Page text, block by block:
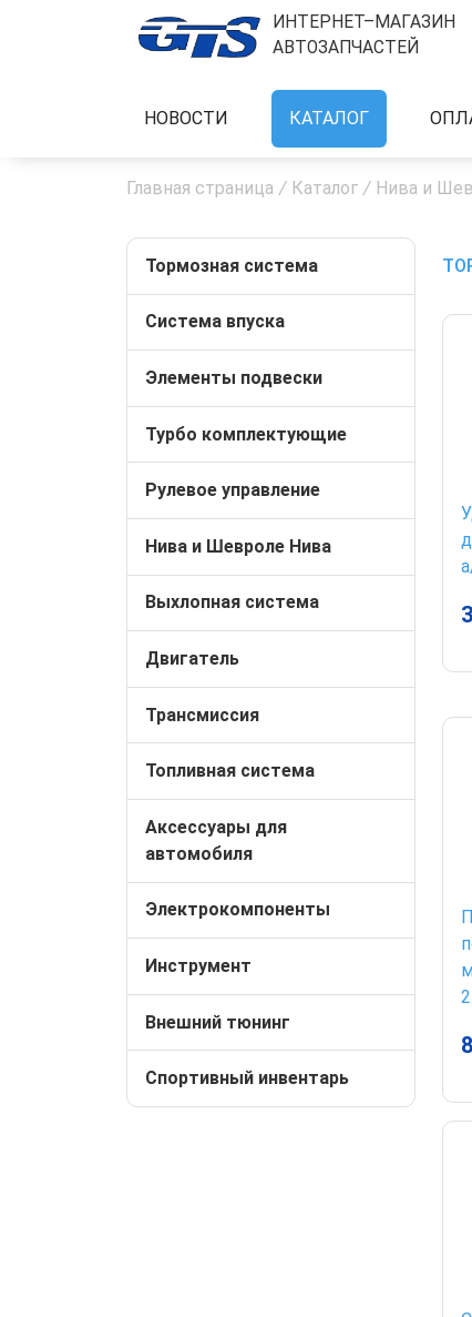
ИНТЕРНЕТ–МАГАЗИН
АВТОЗАПЧАСТЕЙ
НОВОСТИ КАТАЛОГ
Главная страница / Каталог / Нива и
Тормозная система
Система впуска
Элементы подвески
Турбо комплектующие
Рулевое управление
Нива и Шевроле Нива
Выхлопная система
Двигатель
Трансмиссия
Топливная система
Аксессуары для
автомобиля
Электрокомпоненты
Инструмент
Внешний тюнинг
Спортивный инвентарь